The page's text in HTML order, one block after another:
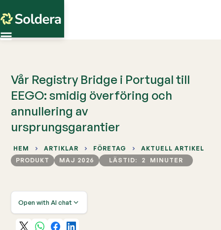
HEM ARTIKLAR FÖRETAG
AKTUELL ARTIKEL
PRODUKT
MAJ 2026 LÄSTID: 2 MINUTER
Open with AI chat
Vår Registry Bridge i Portugal till
EEGO: smidig överföring och
annullering av
ursprungsgarantier